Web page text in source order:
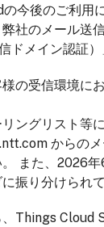
今後のご利用
社のメール
ドメイン認証）
の受信環境に
ングリスト等
からの
また、2026
振り分けられ
Things Cloud